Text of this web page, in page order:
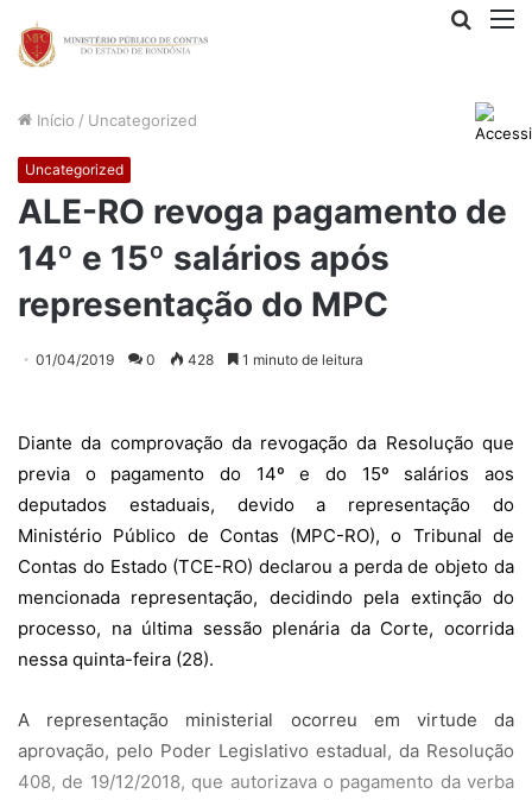
Início / Uncategorized
Uncategorized
ALE-RO revoga pagamento de
14º e 15º salários após
representação do MPC
01/04/2019 0 428 1 minuto de leitura
Diante da comprovação da revogação da Resolução que
previa o pagamento do 14º e do 15º salários aos
deputados estaduais, devido a representação do
Ministério Público de Contas (MPC-RO), o Tribunal de
Contas do Estado (TCE-RO) declarou a perda de objeto da
mencionada representação, decidindo pela extinção do
processo, na última sessão plenária da Corte, ocorrida
nessa quinta-feira (28).
A representação ministerial ocorreu em virtude da
aprovação, pelo Poder Legislativo estadual, da Resolução
408, de 19/12/2018, que autorizava o pagamento da verba